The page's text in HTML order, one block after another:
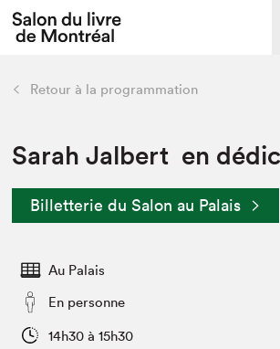
Espace exposant⋅e⋅s
L'événement
Préparer sa visite au
Actualités
SLM PRO
retour
Préparer sa visite
Salon dans la ville et en ligne
Projets partenaires
Liens pratiques
Retour à la programmation
Sarah Jalbert en
Billetterie du Salon au Palais
Au Palais
En personne
14h30 à 15h30